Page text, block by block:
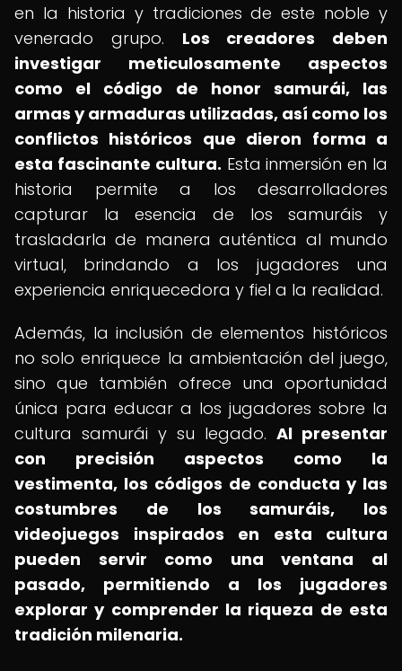
en la historia y tradiciones de este noble y
venerado grupo. Los creadores deben
investigar meticulosamente aspectos
como el código de honor samurái, las
armas y armaduras utilizadas, así como los
conflictos históricos que dieron forma a
esta fascinante cultura. Esta inmersión en la
historia permite a los desarrolladores
capturar la esencia de los samuráis y
trasladarla de manera auténtica al mundo
virtual, brindando a los jugadores una
experiencia enriquecedora y fiel a la realidad.
Además, la inclusión de elementos históricos
no solo enriquece la ambientación del juego,
sino que también ofrece una oportunidad
única para educar a los jugadores sobre la
cultura samurái y su legado. Al presentar
con precisión aspectos como la
vestimenta, los códigos de conducta y las
costumbres de los samuráis, los
videojuegos inspirados en esta cultura
pueden servir como una ventana al
pasado, permitiendo a los jugadores
explorar y comprender la riqueza de esta
tradición milenaria.